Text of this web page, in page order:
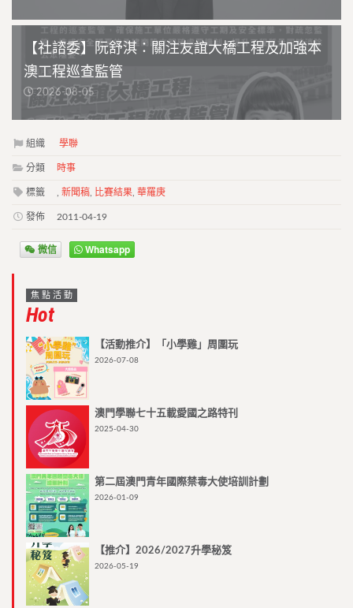
【社諮委】阮舒淇：關注友誼大橋工程及加強本
澳工程巡查監管
2026-08-05
組織 學聯
分類 時事
標籤 新聞稿 比賽結果 華羅庚
發佈 2011-04-19
微信 Whatsapp
焦點活動
Hot
【活動推介】「小學雞」周圍玩
2026-07-08
澳門學聯七十五載愛國之路特刊
2025-04-30
第二屆澳門青年國際禁毒大使培訓計劃
2026-01-09
【推介】2026/2027升學秘笈
2026-05-19